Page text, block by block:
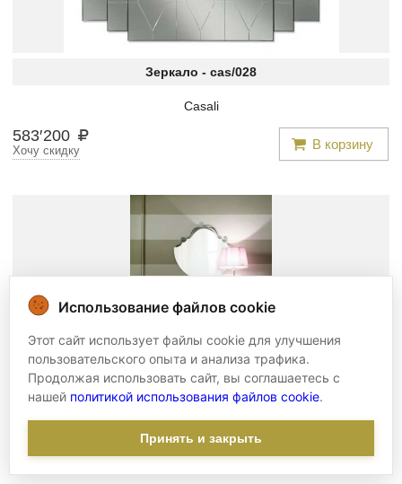
Зеркало - cas/028
Casali
583′200 В корзину
Хочу скидку
Meteora
Использование файлов cookie
Этот сайт использует файлы cookie для улучшения
пользовательского опыта и анализа трафика.
Продолжая использовать сайт, вы соглашаетесь с
нашей политикой использования файлов cookie.
Принять и закрыть